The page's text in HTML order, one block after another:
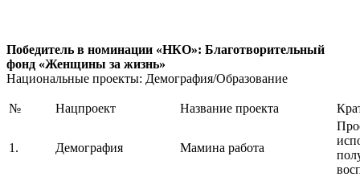
Победитель в номинации «НКО»: Благотворительный
фонд «Женщины за жизнь»
Национальные проекты: Демография/Образование
№ Нацпроект Название проекта
1. Демография Мамина работа